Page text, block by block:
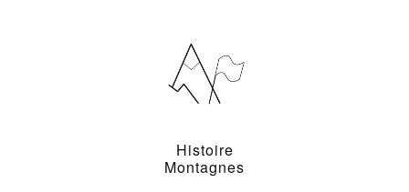
Histoire
Montagnes